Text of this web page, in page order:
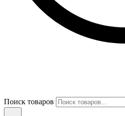
Поиск товаров